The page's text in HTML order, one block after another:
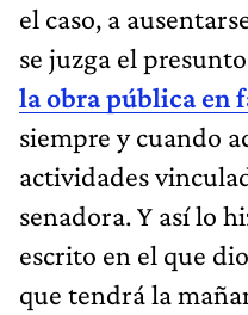
el caso, a
se juzga el presunto
la obra pública en
siempre y cuando
actividades
senadora. Y así lo
escrito en el que
que tendrá la